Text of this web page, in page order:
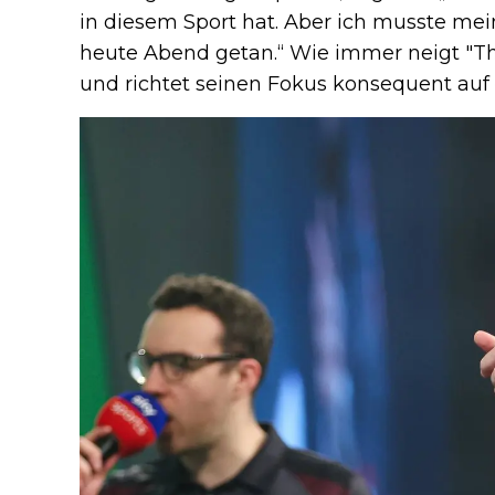
in diesem Sport hat. Aber ich musste
heute Abend getan.“ Wie immer neigt
und richtet seinen Fokus konsequent auf